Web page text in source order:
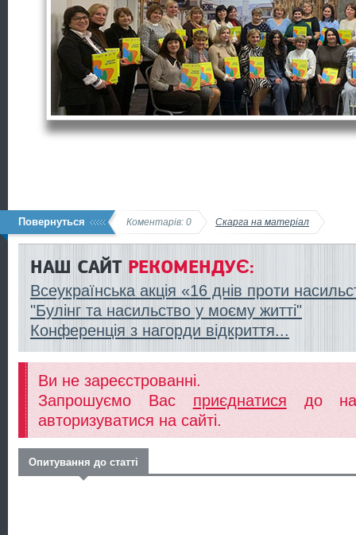
Повернуться Коментарів: 0 Скарга на матеріал
НАШ САЙТРЕКОМЕНДУЄ:
Всеукраїнська акція «16 днів проти
"Булінг та насильство у моєму житті"
Конференція з нагорди відкриття...
Ви не зареєстрованні.
Запрошуємо Вас приєднатися до
авторизуватися на сайті.
Опитування до статті